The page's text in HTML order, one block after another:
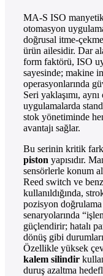
MA-S ISO
otomasyon
doğrusal itme-
ürün ailesidir. Dar
form faktörü, ISO
sayesinde; makine
operasyonlarında
Seri yaklaşımı, aynı
uygulamalarda
stok yönetiminde
avantajı sağlar.
Bu serinin kritik
piston yapısıdır.
sensörlerle konum
Reed switch ve
kullanıldığında,
pozisyon
senaryolarında
güçlendirir; hatalı
dönüş gibi
Özellikle yüksek
kalem silindir
duruş azaltma